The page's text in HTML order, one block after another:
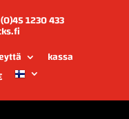
1230 433
kassa